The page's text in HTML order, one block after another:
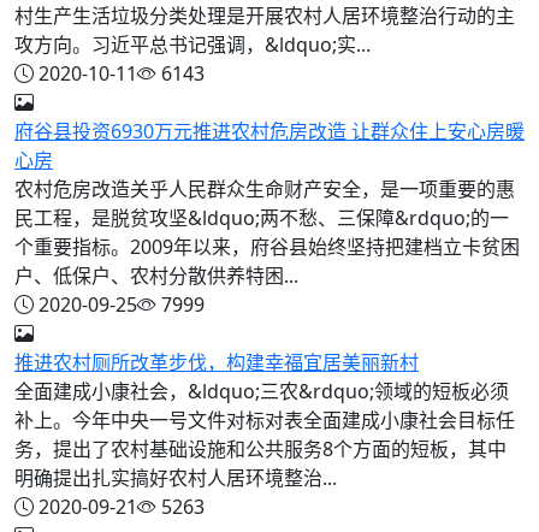
村生产生活垃圾分类处理是开展农村人居环境整治行动的主
攻方向。习近平总书记强调，&ldquo;实...
2020-10-11
6143
府谷县投资6930万元推进农村危房改造 让群众住上安心房暖
心房
农村危房改造关乎人民群众生命财产安全，是一项重要的惠
民工程，是脱贫攻坚&ldquo;两不愁、三保障&rdquo;的一
个重要指标。2009年以来，府谷县始终坚持把建档立卡贫困
户、低保户、农村分散供养特困...
2020-09-25
7999
推进农村厕所改革步伐，构建幸福宜居美丽新村
全面建成小康社会，&ldquo;三农&rdquo;领域的短板必须
补上。今年中央一号文件对标对表全面建成小康社会目标任
务，提出了农村基础设施和公共服务8个方面的短板，其中
明确提出扎实搞好农村人居环境整治...
2020-09-21
5263